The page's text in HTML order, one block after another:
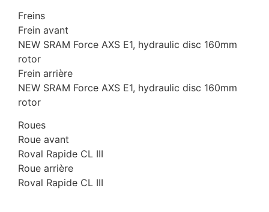
Freins
Frein avant
NEW SRAM Force AXS E1, hydraulic disc 160mm
rotor
Frein arrière
NEW SRAM Force AXS E1, hydraulic disc 160mm
rotor
Roues
Roue avant
Roval Rapide CL III
Roue arrière
Roval Rapide CL III